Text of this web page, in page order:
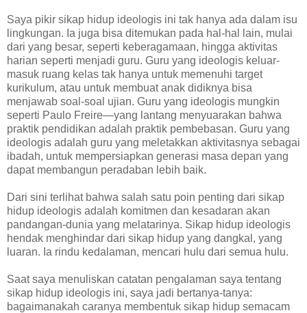
Saya pikir sikap hidup ideologis ini tak hanya ada dalam isu
lingkungan. Ia juga bisa ditemukan pada hal-hal lain, mulai
dari yang besar, seperti keberagamaan, hingga aktivitas
harian seperti menjadi guru. Guru yang ideologis keluar-
masuk ruang kelas tak hanya untuk memenuhi target
kurikulum, atau untuk membuat anak didiknya bisa
menjawab soal-soal ujian. Guru yang ideologis mungkin
seperti Paulo Freire—yang lantang menyuarakan bahwa
praktik pendidikan adalah praktik pembebasan. Guru yang
ideologis adalah guru yang meletakkan aktivitasnya sebagai
ibadah, untuk mempersiapkan generasi masa depan yang
dapat membangun peradaban lebih baik.
Dari sini terlihat bahwa salah satu poin penting dari sikap
hidup ideologis adalah komitmen dan kesadaran akan
pandangan-dunia yang melatarinya. Sikap hidup ideologis
hendak menghindar dari sikap hidup yang dangkal, yang
luaran. Ia rindu kedalaman, mencari hulu dari semua hulu.
Saat saya menuliskan catatan pengalaman saya tentang
sikap hidup ideologis ini, saya jadi bertanya-tanya:
bagaimanakah caranya membentuk sikap hidup semacam